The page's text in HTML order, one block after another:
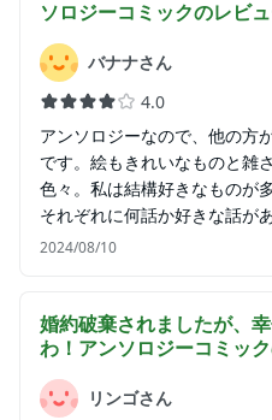
ソロジーコミックのレビ
バナナさん
4.0
アンソロジーなので、他の方
です。絵もきれいなものと雑
色々。私は結構好きなものが
それぞれに何話か好きな話が
2024/08/10
婚約破棄されましたが、
わ！アンソロジーコミック
リンゴさん